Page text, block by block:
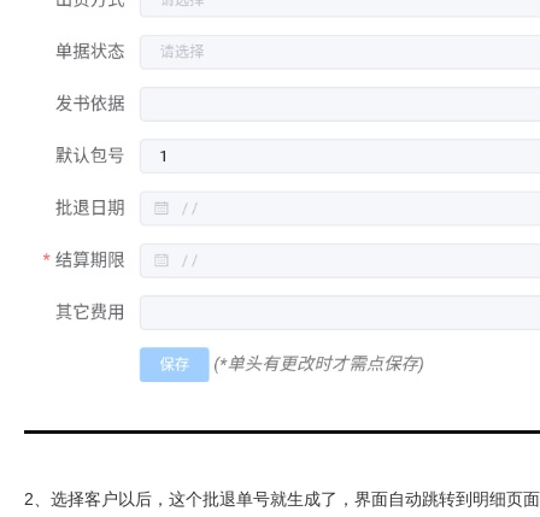
2、选择客户以后，这个批退单号就生成了，界面自动跳转到明细页